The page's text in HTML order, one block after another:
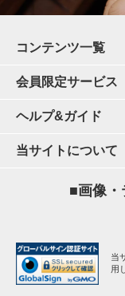
コンテンツ一覧
会員限定サービス
ヘルプ&ガイド
当サイトについて
■画像・
当
用